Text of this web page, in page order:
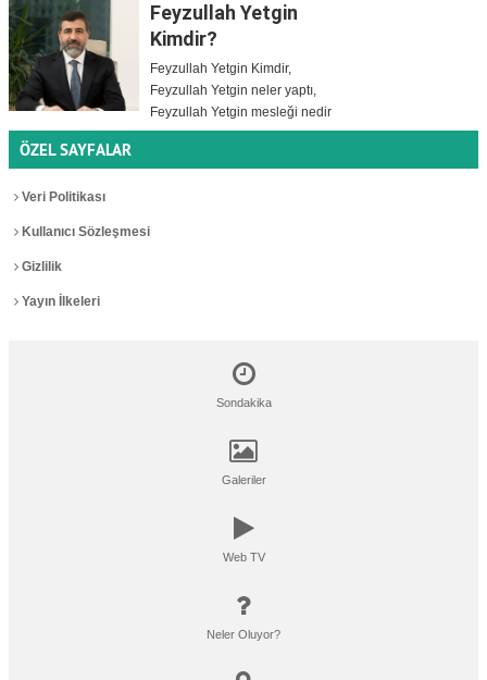
Feyzullah Yetgin
Kimdir?
Feyzullah Yetgin Kimdir,
Feyzullah Yetgin neler yaptı,
Feyzullah Yetgin mesleği nedir
ÖZEL SAYFALAR
Veri Politikası
Kullanıcı Sözleşmesi
Gizlilik
Yayın İlkeleri
Sondakika
Galeriler
Web TV
Neler Oluyor?